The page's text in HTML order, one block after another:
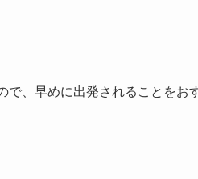
、早めに出発されることをお